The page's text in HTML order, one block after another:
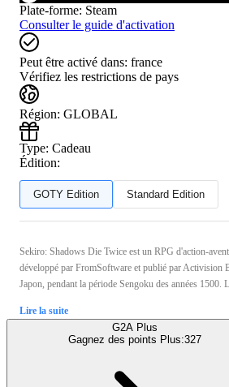
Plate-forme: Steam
Consulter le guide d'activation
Peut être activé dans: france
Vérifiez les restrictions de pays
Région: GLOBAL
Type: Cadeau
Édition:
GOTY Edition Standard Edition
Sekiro: Shadows Die Twice est un RPG d'action-
développé par FromSoftware et publié par Activision
Japon, pendant la période Sengoku des années 1500.
Lire la suite
G2A Plus
Gagnez des points Plus:327